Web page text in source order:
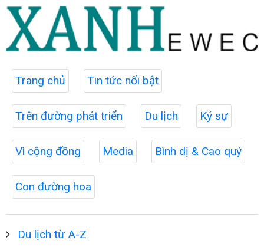
Trang chủ Tin tức nổi bật
Trên đường phát triển Du lịch Ký sự
Vì cộng đồng Media Bình dị & Cao quý
Con đường hoa
Du lịch từ A-Z